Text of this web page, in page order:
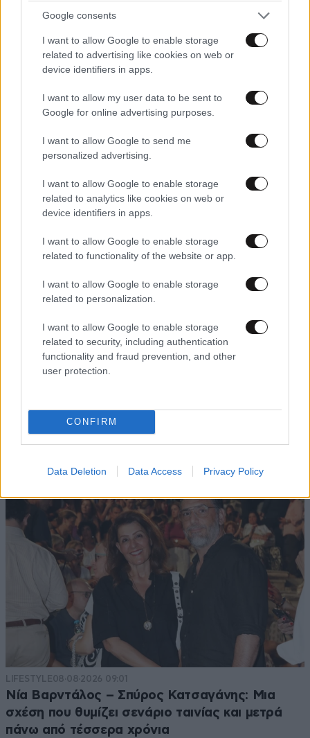
Google consents
I want to allow Google to enable storage
related to advertising like cookies on web or
device identifiers in apps.
I want to allow my user data to be sent to
Google for online advertising purposes.
I want to allow Google to send me
personalized advertising.
I want to allow Google to enable storage
related to analytics like cookies on web or
device identifiers in apps.
I want to allow Google to enable storage
related to functionality of the website or app.
I want to allow Google to enable storage
related to personalization.
I want to allow Google to enable storage
related to security, including authentication
functionality and fraud prevention, and other
user protection.
CONFIRM
Data Deletion Data Access Privacy Policy
LIFESTYLE08·08·2026 09:01
Νία Βαρντάλος – Σπύρος Κατσαγάνης: Μια
σχέση που θυμίζει σενάριο ταινίας και μετρά
πάνω από τέσσερα χρόνια